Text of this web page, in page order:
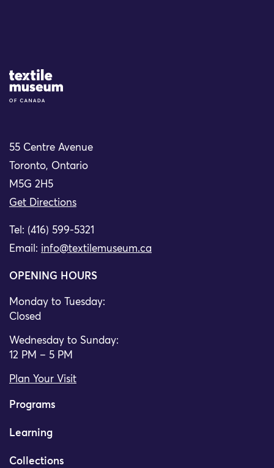
Site Logo
55 Centre Avenue
Toronto, Ontario
M5G 2H5
Get Directions
Tel: (416) 599-5321
Email: info@textilemuseum.ca
OPENING HOURS
Monday to Tuesday:
Closed
Wednesday to Sunday:
12 PM – 5 PM
Plan Your Visit
Programs
Learning
Collections